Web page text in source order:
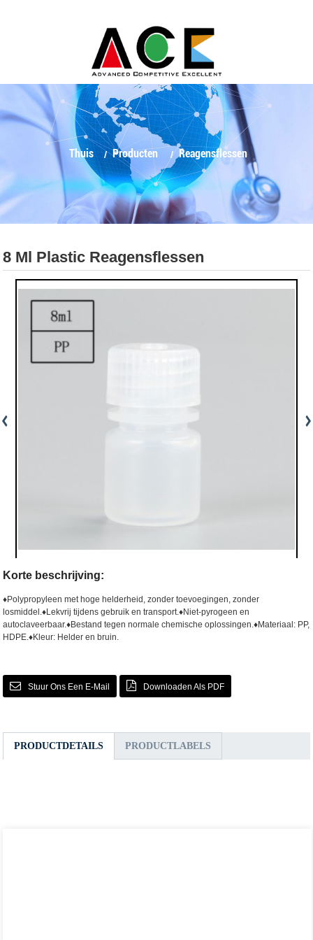
Thuis Producten Reagensflessen
8 Ml Plastic Reagensflessen
Korte beschrijving:
♦Polypropyleen met hoge helderheid, zonder toevoegingen, zonder
losmiddel.♦Lekvrij tijdens gebruik en transport.♦Niet-pyrogeen en
autoclaveerbaar.♦Bestand tegen normale chemische oplossingen.♦Materiaal: PP,
HDPE.♦Kleur: Helder en bruin.
Stuur Ons Een E-Mail Downloaden Als PDF
PRODUCTDETAILS PRODUCTLABELS